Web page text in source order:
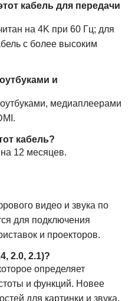
кабель для передачи
на 4K при 60 Гц; для
с более высоким
и
медиаплеерами
кабель?
12 месяцев.
видео и звука по
для подключения
и проекторов.
2.0, 2.1)?
определяет
и функций. Новее
для картинки и звука.